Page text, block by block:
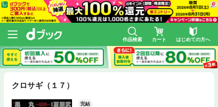
作品検索 カート はじめての方へ
クロサギ（１７）
完結